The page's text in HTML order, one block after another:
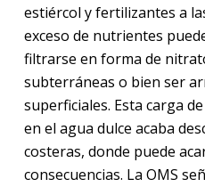
estiércol y fertilizantes a
exceso de nutrientes
filtrarse en forma de
subterráneas o bien ser
superficiales. Esta carga
en el agua dulce acaba
costeras, donde puede
consecuencias. La OMS